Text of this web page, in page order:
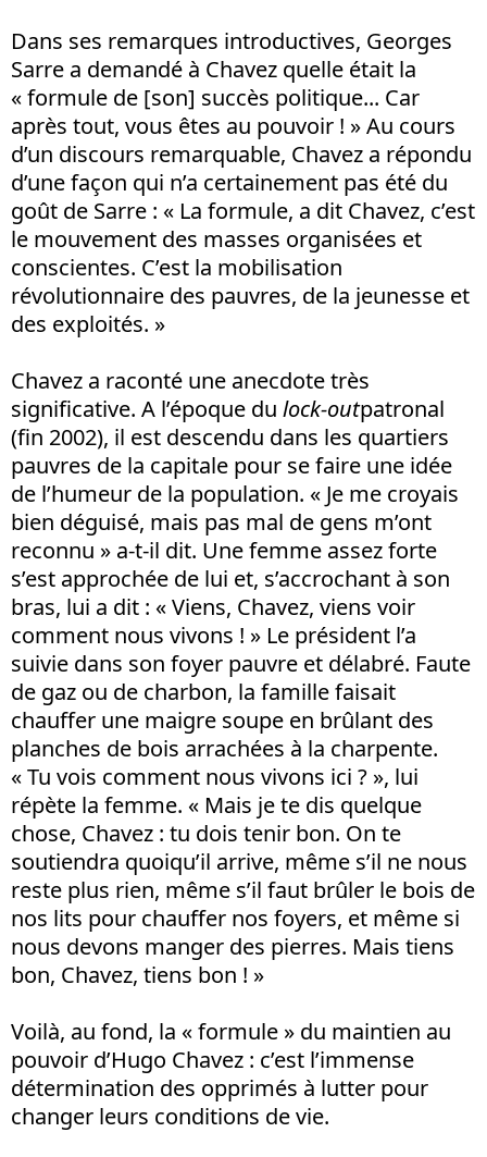
Dans ses remarques introductives, Georges
Sarre a demandé à Chavez quelle était la
« formule de [son] succès politique... Car
après tout, vous êtes au pouvoir ! » Au cours
d’un discours remarquable, Chavez a répondu
d’une façon qui n’a certainement pas été du
goût de Sarre : « La formule, a dit Chavez, c’est
le mouvement des masses organisées et
conscientes. C’est la mobilisation
révolutionnaire des pauvres, de la jeunesse et
des exploités. »
Chavez a raconté une anecdote très
significative. A l’époque du lock-outpatronal
(fin 2002), il est descendu dans les quartiers
pauvres de la capitale pour se faire une idée
de l’humeur de la population. « Je me croyais
bien déguisé, mais pas mal de gens m’ont
reconnu » a-t-il dit. Une femme assez forte
s’est approchée de lui et, s’accrochant à son
bras, lui a dit : « Viens, Chavez, viens voir
comment nous vivons ! » Le président l’a
suivie dans son foyer pauvre et délabré. Faute
de gaz ou de charbon, la famille faisait
chauffer une maigre soupe en brûlant des
planches de bois arrachées à la charpente.
« Tu vois comment nous vivons ici ? », lui
répète la femme. « Mais je te dis quelque
chose, Chavez : tu dois tenir bon. On te
soutiendra quoiqu’il arrive, même s’il ne nous
reste plus rien, même s’il faut brûler le bois de
nos lits pour chauffer nos foyers, et même si
nous devons manger des pierres. Mais tiens
bon, Chavez, tiens bon ! »
Voilà, au fond, la « formule » du maintien au
pouvoir d’Hugo Chavez : c’est l’immense
détermination des opprimés à lutter pour
changer leurs conditions de vie.